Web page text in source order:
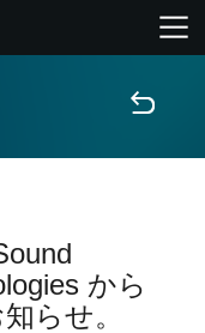
から
らせ。